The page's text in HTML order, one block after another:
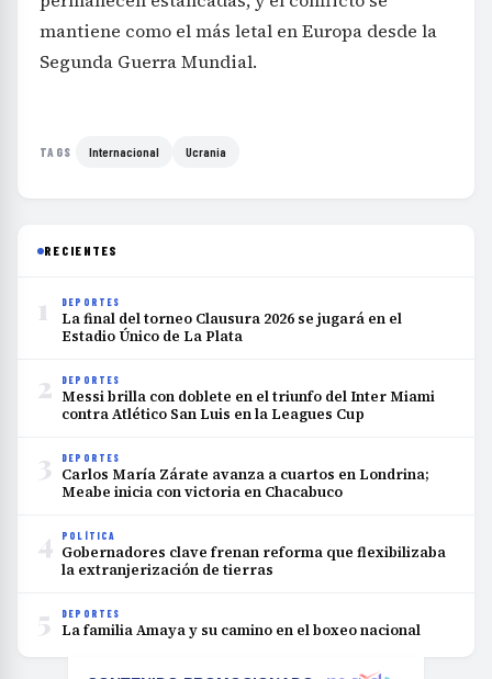
mantiene como el más letal en Europa desde la
Segunda Guerra Mundial.
TAGS Internacional Ucrania
RECIENTES
1 DEPORTES
La final del torneo Clausura 2026 se jugará en el
Estadio Único de La Plata
2 DEPORTES
Messi brilla con doblete en el triunfo del Inter Miami
contra Atlético San Luis en la Leagues Cup
3 DEPORTES
Carlos María Zárate avanza a cuartos en Londrina;
Meabe inicia con victoria en Chacabuco
4 POLÍTICA
Gobernadores clave frenan reforma que flexibilizaba
la extranjerización de tierras
5 DEPORTES
La familia Amaya y su camino en el boxeo nacional